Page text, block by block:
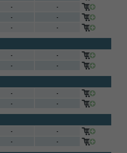
-
-
-
-
- -
-
-
- -
-
-
- -
-
-
- -